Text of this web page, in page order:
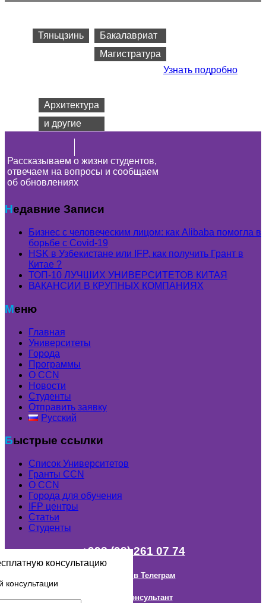
Тяньцзинь
Бакалавриат
Магистратура
Архитектура
и другие
Узнать подробно
Рассказываем о жизни студентов,
отвечаем на вопросы и сообщаем
об обновлениях
Недавние Записи
Бизнес с человеческим лицом: как Alibaba помогла в
борьбе с Covid-19
HSK в Узбекистане или IFP, как получить Грант в
Китае ?
ТОП-10 ЛУЧШИХ УНИВЕРСИТЕТОВ КИТАЯ
ВАКАНСИИ В КРУПНЫХ КОМПАНИЯХ
Меню
Главная
Университеты
Города
Программы
О CCN
Новости
Студенты
Отправить заявку
Русский
Быстрые ссылки
Список Университетов
Гранты ССN
О ССN
Города для обучения
IFP центры
Статьи
Студенты
+998 (98) 261 07 74
Наш канал в Телеграм
Онлайн Консультант
консультацию
консультации